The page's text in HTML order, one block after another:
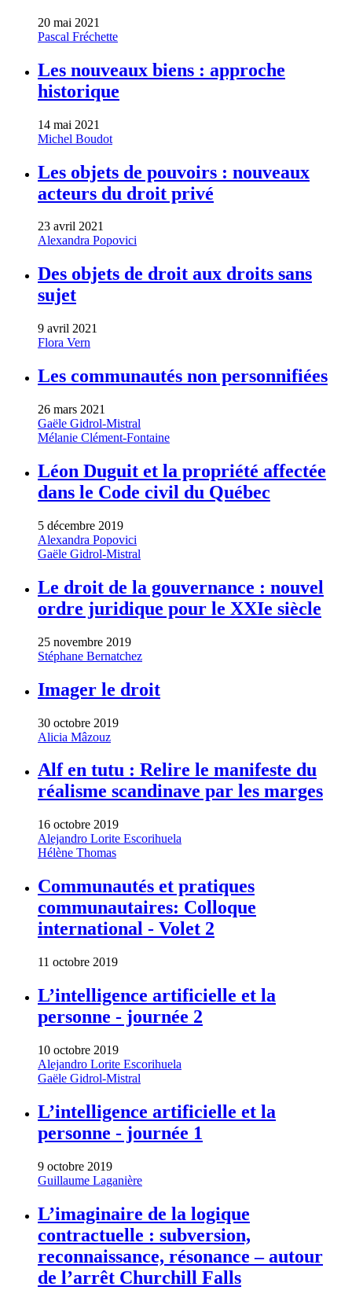
20 mai 2021
Pascal Fréchette
Les nouveaux biens : approche
historique
14 mai 2021
Michel Boudot
Les objets de pouvoirs : nouveaux
acteurs du droit privé
23 avril 2021
Alexandra Popovici
Des objets de droit aux droits sans
sujet
9 avril 2021
Flora Vern
Les communautés non personnifiées
26 mars 2021
Gaële Gidrol-Mistral
Mélanie Clément-Fontaine
Léon Duguit et la propriété affectée
dans le Code civil du Québec
5 décembre 2019
Alexandra Popovici
Gaële Gidrol-Mistral
Le droit de la gouvernance : nouvel
ordre juridique pour le XXIe siècle
25 novembre 2019
Stéphane Bernatchez
Imager le droit
30 octobre 2019
Alicia Mâzouz
Alf en tutu : Relire le manifeste du
réalisme scandinave par les marges
16 octobre 2019
Alejandro Lorite Escorihuela
Hélène Thomas
Communautés et pratiques
communautaires: Colloque
international - Volet 2
11 octobre 2019
L’intelligence artificielle et la
personne - journée 2
10 octobre 2019
Alejandro Lorite Escorihuela
Gaële Gidrol-Mistral
L’intelligence artificielle et la
personne - journée 1
9 octobre 2019
Guillaume Laganière
L’imaginaire de la logique
contractuelle : subversion,
reconnaissance, résonance – autour
de l’arrêt Churchill Falls